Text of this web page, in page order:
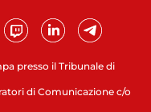
presso il Tribunale di
di Comunicazione c/o